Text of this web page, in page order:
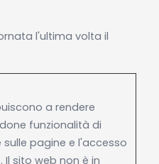
l'ultima volta il
a rendere
funzionalità di
pagine e l'accesso
sito web non è in